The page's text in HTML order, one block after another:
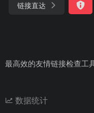
链接直达
最高效的友情链接检查工
数据统计